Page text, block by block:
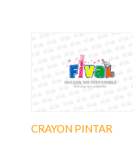
CRAYON PINTAR